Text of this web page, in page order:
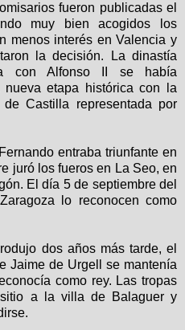
fueron publicadas el
muy bien acogidos los
menos interés en Valencia y
la decisión. La dinastía
con Alfonso II se había
etapa histórica con la
de Castilla representada por
entraba triunfante en
juró los fueros en La Seo, en
El día 5 de septiembre del
lo reconocen como
dos años más tarde, el
Jaime de Urgell se mantenía
como rey. Las tropas
a la villa de Balaguer y